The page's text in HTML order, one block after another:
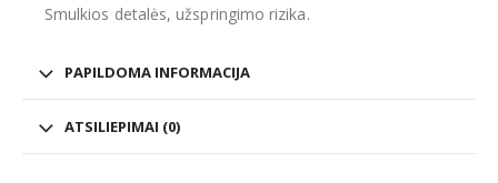
Smulkios detalės, užspringimo rizika.
PAPILDOMA INFORMACIJA
ATSILIEPIMAI (0)